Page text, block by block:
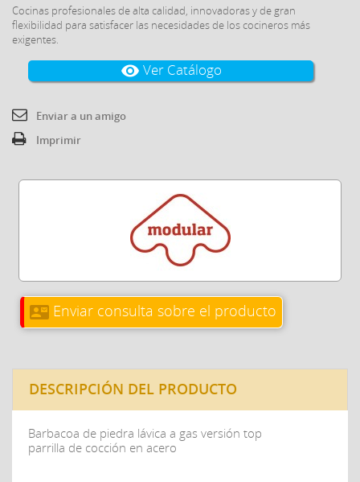
Cocinas profesionales de alta calidad, innovadoras y de gran
flexibilidad para satisfacer las necesidades de los cocineros más
exigentes.
visibility Ver Catálogo
Enviar a un amigo
Imprimir
contact_mail Enviar consulta sobre el producto
DESCRIPCIÓN DEL PRODUCTO
Barbacoa de piedra lávica a gas versión top
parrilla de cocción en acero